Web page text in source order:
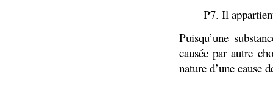
P7. Il
Puisqu’une
causée par autre
nature d’une cause